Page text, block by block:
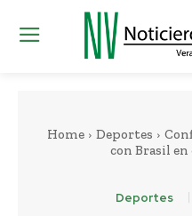
Home Deportes
con Brasil
Deportes